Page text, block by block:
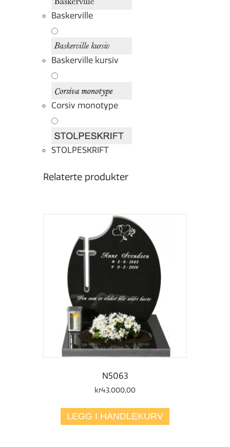
Baskerville
Baskerville kursiv
Corsiv monotype
STOLPESKRIFT
Relaterte produkter
N5063
kr43.000,00
LEGG I HANDLEKURV